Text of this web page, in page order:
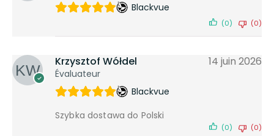
Blackvue
(0) (0)
Krzysztof Wółdel
Évaluateur
14 juin 2026
Blackvue
Szybka dostawa do Polski
(0) (0)